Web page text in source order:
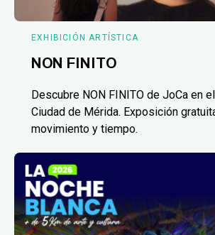
EXHIBICIÓN ARTÍSTICA
NON FINITO
Descubre NON FINITO de JoCa en
Ciudad de Mérida. Exposición
movimiento y tiempo.